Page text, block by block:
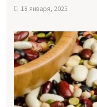
18 января, 2025